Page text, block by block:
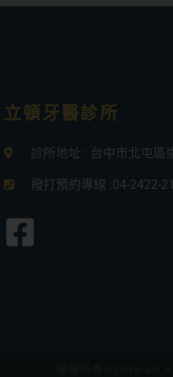
立頓牙醫診所
診所地址 : 台中市北屯區
撥打預約專線 :04-2422-